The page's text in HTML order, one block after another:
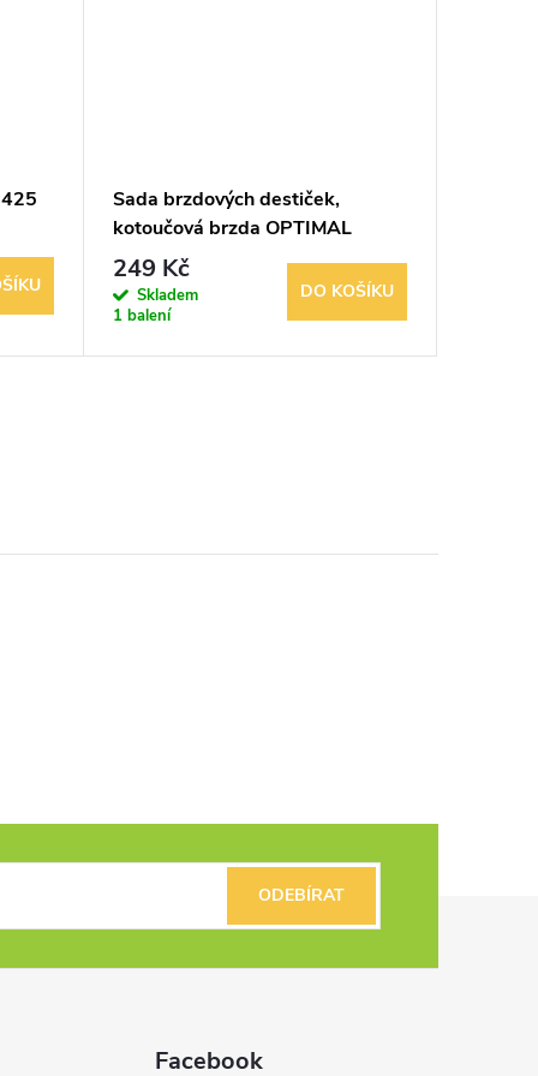
Sada brzdových destiček,
kotoučová brzda OPTIMAL
20640
249 Kč
Skladem
1 balení
DO KOŠÍKU
ODEBÍRAT
Facebook